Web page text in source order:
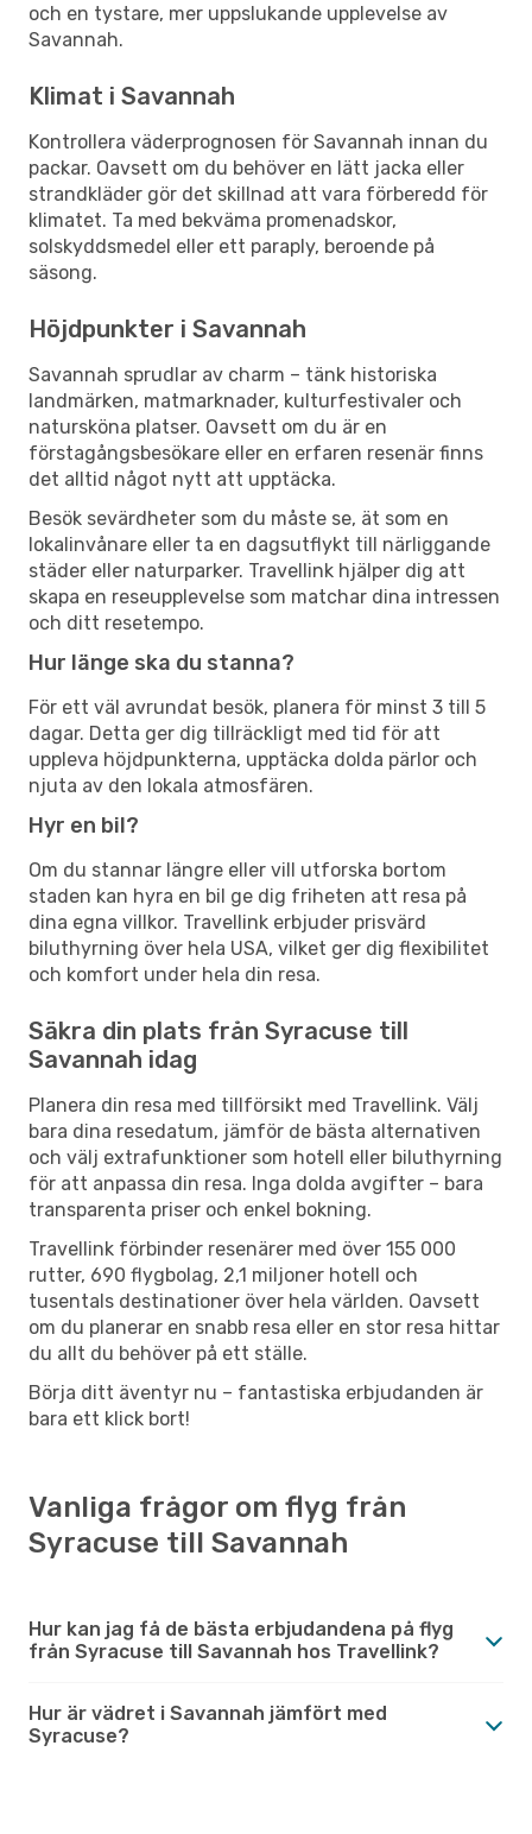
och en tystare, mer uppslukande upplevelse av
Savannah.
Klimat i Savannah
Kontrollera väderprognosen för Savannah innan du
packar. Oavsett om du behöver en lätt jacka eller
strandkläder gör det skillnad att vara förberedd för
klimatet. Ta med bekväma promenadskor,
solskyddsmedel eller ett paraply, beroende på
säsong.
Höjdpunkter i Savannah
Savannah sprudlar av charm – tänk historiska
landmärken, matmarknader, kulturfestivaler och
natursköna platser. Oavsett om du är en
förstagångsbesökare eller en erfaren resenär finns
det alltid något nytt att upptäcka.
Besök sevärdheter som du måste se, ät som en
lokalinvånare eller ta en dagsutflykt till närliggande
städer eller naturparker. Travellink hjälper dig att
skapa en reseupplevelse som matchar dina intressen
och ditt resetempo.
Hur länge ska du stanna?
För ett väl avrundat besök, planera för minst 3 till 5
dagar. Detta ger dig tillräckligt med tid för att
uppleva höjdpunkterna, upptäcka dolda pärlor och
njuta av den lokala atmosfären.
Hyr en bil?
Om du stannar längre eller vill utforska bortom
staden kan hyra en bil ge dig friheten att resa på
dina egna villkor. Travellink erbjuder prisvärd
biluthyrning över hela USA, vilket ger dig flexibilitet
och komfort under hela din resa.
Säkra din plats från Syracuse till
Savannah idag
Planera din resa med tillförsikt med Travellink. Välj
bara dina resedatum, jämför de bästa alternativen
och välj extrafunktioner som hotell eller biluthyrning
för att anpassa din resa. Inga dolda avgifter – bara
transparenta priser och enkel bokning.
Travellink förbinder resenärer med över 155 000
rutter, 690 flygbolag, 2,1 miljoner hotell och
tusentals destinationer över hela världen. Oavsett
om du planerar en snabb resa eller en stor resa hittar
du allt du behöver på ett ställe.
Börja ditt äventyr nu – fantastiska erbjudanden är
bara ett klick bort!
Vanliga frågor om flyg från
Syracuse till Savannah
Hur kan jag få de bästa erbjudandena på flyg
från Syracuse till Savannah hos Travellink?
Hur är vädret i Savannah jämfört med
Syracuse?